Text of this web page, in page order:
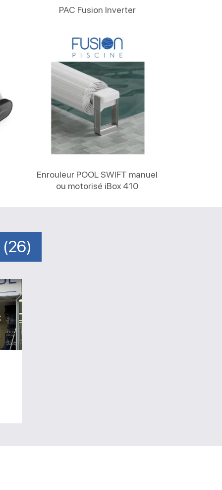
PAC Fusion Inverter
Enrouleur POOL SWIFT manuel
ou motorisé iBox 410